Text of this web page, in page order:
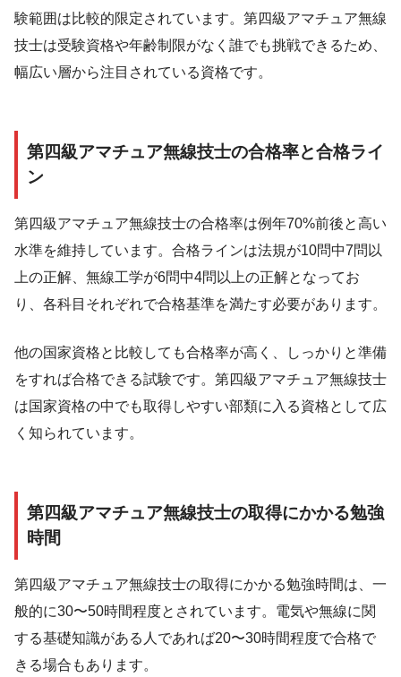
験範囲は比較的限定されています。第四級アマチュア無線
技士は受験資格や年齢制限がなく誰でも挑戦できるため、
幅広い層から注目されている資格です。
第四級アマチュア無線技士の合格率と合格ライ
ン
第四級アマチュア無線技士の合格率は例年70%前後と高い
水準を維持しています。合格ラインは法規が10問中7問以
上の正解、無線工学が6問中4問以上の正解となってお
り、各科目それぞれで合格基準を満たす必要があります。
他の国家資格と比較しても合格率が高く、しっかりと準備
をすれば合格できる試験です。第四級アマチュア無線技士
は国家資格の中でも取得しやすい部類に入る資格として広
く知られています。
第四級アマチュア無線技士の取得にかかる勉強
時間
第四級アマチュア無線技士の取得にかかる勉強時間は、一
般的に30〜50時間程度とされています。電気や無線に関
する基礎知識がある人であれば20〜30時間程度で合格で
きる場合もあります。